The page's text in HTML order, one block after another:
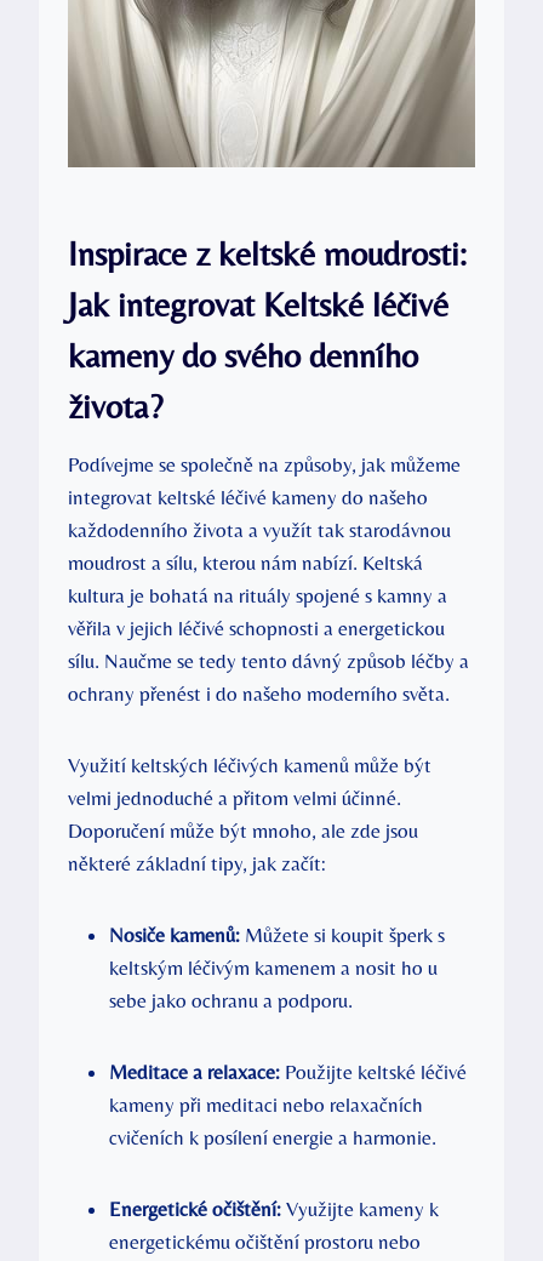
Inspirace z keltské moudrosti:
Jak integrovat Keltské léčivé
kameny do svého denního
života?
Podívejme se společně na způsoby, jak můžeme
integrovat keltské léčivé kameny do našeho
každodenního života a využít tak starodávnou
moudrost a sílu, kterou nám nabízí. Keltská
kultura je bohatá na rituály spojené s kamny a
věřila v jejich léčivé schopnosti a energetickou
sílu. Naučme se tedy tento dávný způsob léčby a
ochrany přenést i do našeho moderního světa.
Využití keltských léčivých kamenů může být
velmi jednoduché a přitom velmi účinné.
Doporučení může být mnoho, ale zde jsou
některé základní tipy, jak začít:
Nosiče kamenů: Můžete si koupit šperk s
keltským léčivým kamenem a nosit ho u
sebe jako ochranu a podporu.
Meditace a relaxace: Použijte keltské léčivé
kameny při meditaci nebo relaxačních
cvičeních k posílení energie a harmonie.
Energetické očištění: Využijte kameny k
energetickému očištění prostoru nebo